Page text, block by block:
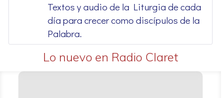
Textos y audio de la Liturgia de cada
día para crecer como discípulos de la
Palabra.
Lo nuevo en Radio Claret